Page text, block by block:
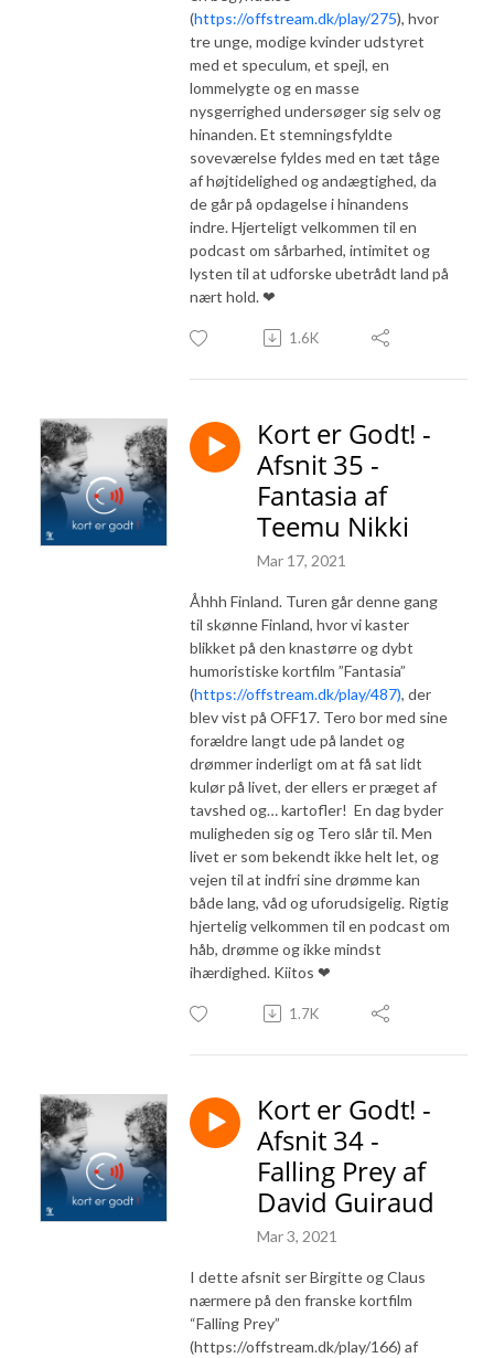
(https://offstream.dk/play/275), hvor
tre unge, modige kvinder udstyret
med et speculum, et spejl, en
lommelygte og en masse
nysgerrighed undersøger sig selv og
hinanden. Et stemningsfyldte
soveværelse fyldes med en tæt tåge
af højtidelighed og andægtighed, da
de går på opdagelse i hinandens
indre. Hjerteligt velkommen til en
podcast om sårbarhed, intimitet og
lysten til at udforske ubetrådt land på
nært hold. ❤
1.6K
Kort er Godt! -
Afsnit 35 -
Fantasia af
Teemu Nikki
Mar 17, 2021
Åhhh Finland. Turen går denne gang
til skønne Finland, hvor vi kaster
blikket på den knastørre og dybt
humoristiske kortfilm ”Fantasia”
(https://offstream.dk/play/487), der
blev vist på OFF17. Tero bor med sine
forældre langt ude på landet og
drømmer inderligt om at få sat lidt
kulør på livet, der ellers er præget af
tavshed og… kartofler! En dag byder
muligheden sig og Tero slår til. Men
livet er som bekendt ikke helt let, og
vejen til at indfri sine drømme kan
både lang, våd og uforudsigelig. Rigtig
hjertelig velkommen til en podcast om
håb, drømme og ikke mindst
ihærdighed. Kiitos ❤
1.7K
Kort er Godt! -
Afsnit 34 -
Falling Prey af
David Guiraud
Mar 3, 2021
I dette afsnit ser Birgitte og Claus
nærmere på den franske kortfilm
“Falling Prey”
(https://offstream.dk/play/166) af